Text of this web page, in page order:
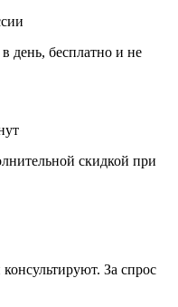
день, бесплатно и не
скидкой при
За спрос